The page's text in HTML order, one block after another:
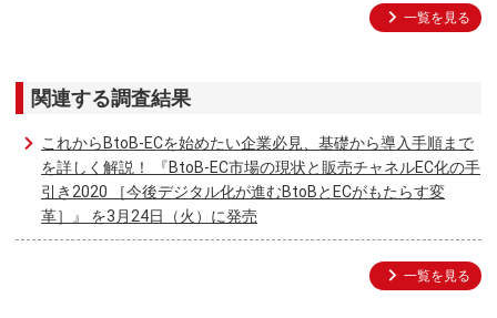
一覧を見る
関連する調査結果
これからBtoB-ECを始めたい企業必見、基礎から導入手順まで
を詳しく解説！ 『BtoB-EC市場の現状と販売チャネルEC化の手
引き2020 ［今後デジタル化が進むBtoBとECがもたらす変
革］』 を3月24日（火）に発売
一覧を見る